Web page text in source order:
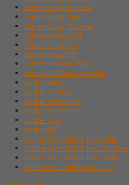
Lemari Arsip Importa
Lemari Arsip Lion
Lemari Arsip Modera
Lemari Arsip Tiger
Lemari Arsip Uno
Lemari Arsip VIP
Lemari Pakaian Expo
Lemari Pakaian Orbitrend
Locker Alba
Locker Brother
Locker Emporium
Locker HighPoint
Locker Lion
Locker VIP
Mobile File / Roll O Pack Alba
Mobile File / Roll O Pack Brother
Mobile File / Roll O Pack Lion
Mobile File / Roll o Pack VIP